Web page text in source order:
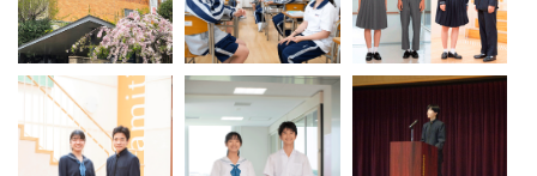
吉祥寺学園中等部
ブックマークした学校
ブックマークした学校はありません